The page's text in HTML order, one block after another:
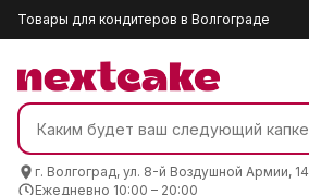
Товары для кондитеров в Волгограде
г. Волгоград, ул. 8-й Воздушной Армии, 14
Ежедневно 10:00 – 20:00